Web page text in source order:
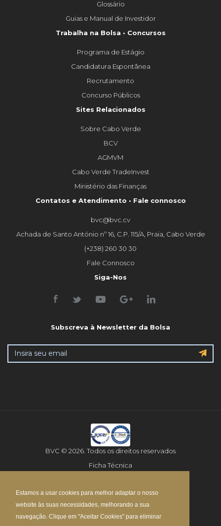
Estamos a usar cookies para melhor adaptar o nosso
website às suas necessidades, melhorando a sua
navegação. Clique em "Aceitar Cookies" para eliminar
Glossário
Guias e Manual de Investidor
Trabalha na Bolsa • Concursos
Programa de Estágio
Candidatura Espontânea
Recrutamento
Concurso Públicos
Sites Relacionados
Sobre Cabo Verde
BCV
AGMVM
Cabo Verde TradeInvest
Ministério das Finanças
Contatos e Atendimento • Fale connosco
bvc@bvc.cv
Achada de Santo António nº 16, C.P. 115/A, Praia, Cabo Verde
(+238) 260 30 30
Fale Connosco
Siga-Nos
Subscreva à Newsletter da Bolsa
BVC © 2026. Todos os direitos reservados
Ficha Técnica
Política de Privacidade
Mapa do Site